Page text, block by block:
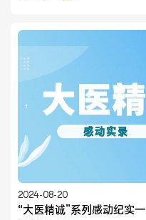
公示公告
科研介绍
2024-08-20
“大医精诚”系列感动纪实一